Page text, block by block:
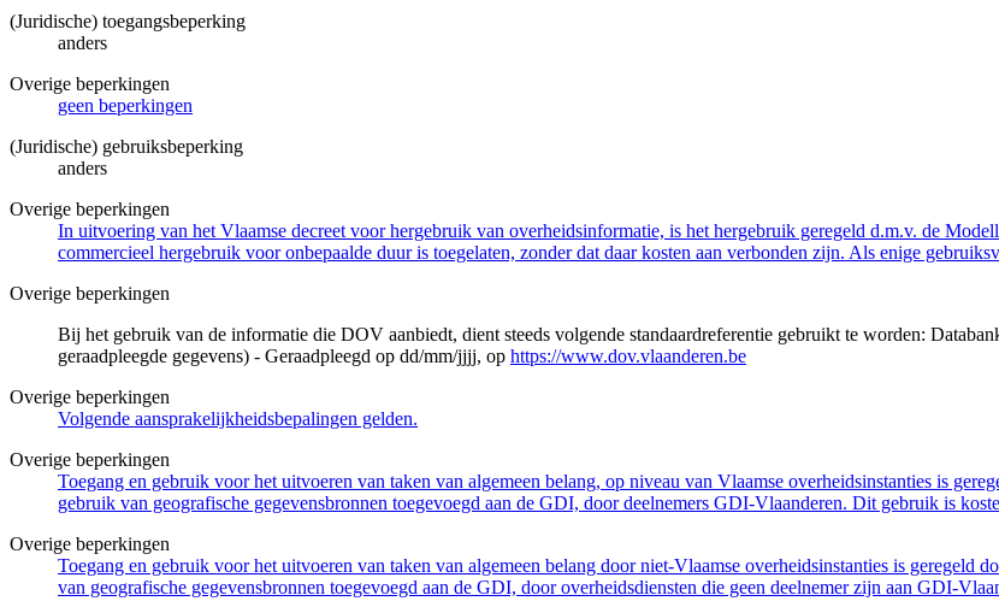
(Juridische) toegangsbeperking
anders
Overige beperkingen
geen beperkingen
(Juridische) gebruiksbeperking
anders
Overige beperkingen
In uitvoering van het Vlaamse decreet voor hergebruik van overheidsinformatie, is het hergebruik geregeld d.m.v. de
commercieel hergebruik voor onbepaalde duur is toegelaten, zonder dat daar kosten aan verbonden zijn. Als enige
Overige beperkingen
Bij het gebruik van de informatie die DOV aanbiedt, dient steeds volgende standaardreferentie gebruikt te worden:
geraadpleegde gegevens) - Geraadpleegd op dd/mm/jjjj, op https://www.dov.vlaanderen.be
Overige beperkingen
Volgende aansprakelijkheidsbepalingen gelden.
Overige beperkingen
Toegang en gebruik voor het uitvoeren van taken van algemeen belang, op niveau van Vlaamse overheidsinstanties is
gebruik van geografische gegevensbronnen toegevoegd aan de GDI, door deelnemers GDI-Vlaanderen. Dit gebruik is
Overige beperkingen
Toegang en gebruik voor het uitvoeren van taken van algemeen belang door niet-Vlaamse overheidsinstanties is geregeld
van geografische gegevensbronnen toegevoegd aan de GDI, door overheidsdiensten die geen deelnemer zijn aan GDI-